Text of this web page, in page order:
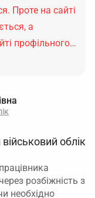
Проте на сайті
а
профільного…
облік
розбіжність з
необхідно